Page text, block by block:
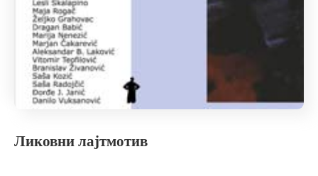
Ликовни лајтмотив